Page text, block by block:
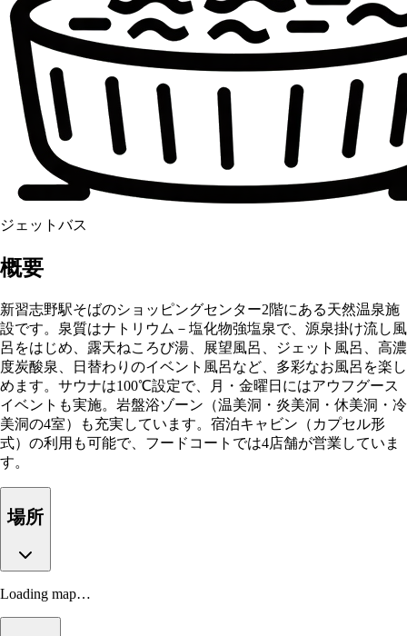
ジェットバス
概要
新習志野駅そばのショッピングセンター2階にある天然温泉施
設です。泉質はナトリウム－塩化物強塩泉で、源泉掛け流し風
呂をはじめ、露天ねころび湯、展望風呂、ジェット風呂、高濃
度炭酸泉、日替わりのイベント風呂など、多彩なお風呂を楽し
めます。サウナは100℃設定で、月・金曜日にはアウフグース
イベントも実施。岩盤浴ゾーン（温美洞・炎美洞・休美洞・冷
美洞の4室）も充実しています。宿泊キャビン（カプセル形
式）の利用も可能で、フードコートでは4店舗が営業していま
す。
場所
Loading map…